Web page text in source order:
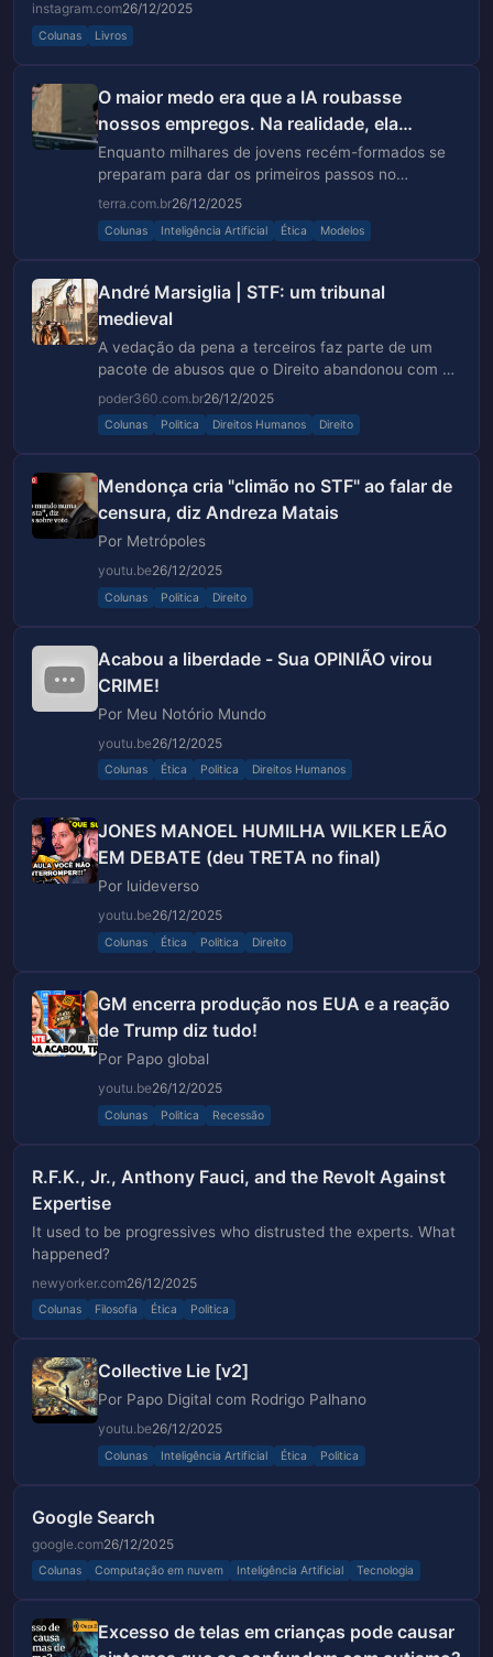
instagram.com26/12/2025
Colunas Livros
O maior medo era que a IA roubasse
nossos empregos. Na realidade, ela
substitui os de pessoas que estão
aprendendo a trabalhar
Enquanto milhares de jovens recém-formados se
preparam para dar os primeiros passos no
mercado ...
terra.com.br26/12/2025
Colunas Inteligência Artificial Ética Modelos
André Marsiglia | STF: um tribunal
medieval
A vedação da pena a terceiros faz parte de um
pacote de abusos que o Direito abandonou com o
passar do tempo. Leia o artigo no Poder360
poder360.com.br26/12/2025
Colunas Politica Direitos Humanos Direito
Mendonça cria "climão no STF" ao falar de
censura, diz Andreza Matais
Por Metrópoles
youtu.be26/12/2025
Colunas Politica Direito
Acabou a liberdade - Sua OPINIÃO virou
CRIME!
Por Meu Notório Mundo
youtu.be26/12/2025
Colunas Ética Politica Direitos Humanos
JONES MANOEL HUMILHA WILKER LEÃO
EM DEBATE (deu TRETA no final)
Por luideverso
youtu.be26/12/2025
Colunas Ética Politica Direito
GM encerra produção nos EUA e a reação
de Trump diz tudo!
Por Papo global
youtu.be26/12/2025
Colunas Politica Recessão
R.F.K., Jr., Anthony Fauci, and the Revolt Against
Expertise
It used to be progressives who distrusted the experts. What
happened?
newyorker.com26/12/2025
Colunas Filosofia Ética Politica
Collective Lie [v2]
Por Papo Digital com Rodrigo Palhano
youtu.be26/12/2025
Colunas Inteligência Artificial Ética Politica
Google Search
google.com26/12/2025
Colunas Computação em nuvem Inteligência Artificial Tecnologia
Excesso de telas em crianças pode causar